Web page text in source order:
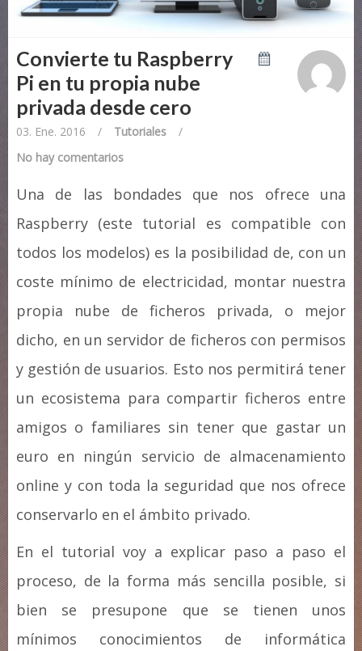
Convierte tu Raspberry
Pi en tu propia nube
privada desde cero
03. Ene. 2016 / Tutoriales
/
No hay comentarios
Una de las bondades que nos ofrece una
Raspberry (este tutorial es compatible con
todos los modelos) es la posibilidad de, con un
coste mínimo de electricidad, montar nuestra
propia nube de ficheros privada, o mejor
dicho, en un servidor de ficheros con permisos
y gestión de usuarios. Esto nos permitirá tener
un ecosistema para compartir ficheros entre
amigos o familiares sin tener que gastar un
euro en ningún servicio de almacenamiento
online y con toda la seguridad que nos ofrece
conservarlo en el ámbito privado.
En el tutorial voy a explicar paso a paso el
proceso, de la forma más sencilla posible, si
bien se presupone que se tienen unos
mínimos conocimientos de informática